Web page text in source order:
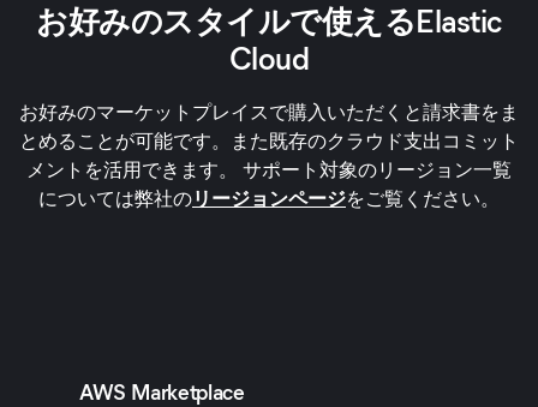
お好みのスタイルで使えるElastic
Cloud
お好みのマーケットプレイスで購入いただくと請求書をま
とめることが可能です。また既存のクラウド支出コミット
メントを活用できます。 サポート対象のリージョン一覧
については弊社のリージョンページをご覧ください。
AWS Marketplace